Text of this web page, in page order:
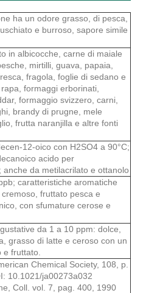
ha un odore grasso, di pesca,
e burroso, sapore simile
in albicocche, carne di maiale
mirtilli, guava, papaia,
fragola, foglie di sedano e
formaggi erborinati,
formaggio svizzero, carni,
brandy di prugne, mele
frutta naranjilla e altre fonti
12-oico con H2SO4 a 90°C;
acido per
anche da metilacrilato e ottanolo
caratteristiche aromatiche
fruttato pesca e
con sfumature cerose e
da 1 a 10 ppm: dolce,
grasso di latte e ceroso con un
fruttato.
Chemical Society, 108, p.
10.1021/ja00273a032
Coll. vol. 7, pag. 400, 1990